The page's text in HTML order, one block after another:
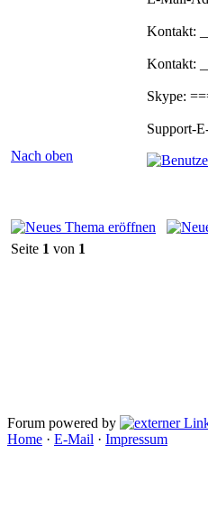
Kontakt:
Kontakt:
Skype:
Support-
Nach oben
Seite 1 von 1
Forum powered by
Home · E-Mail · Impressum